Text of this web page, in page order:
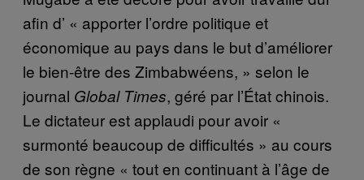
afin d’ « apporter l’ordre politique et
économique au pays dans le but d’améliorer
le bien-être des Zimbabwéens, » selon le
journal Global Times, géré par l’État chinois.
Le dictateur est applaudi pour avoir «
surmonté beaucoup de difficultés » au cours
de son règne « tout en continuant à l’âge de